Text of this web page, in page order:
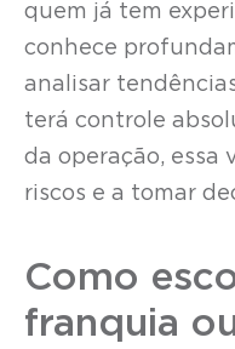
quem já tem
conhece
analisar
terá controle
da operação, essa
riscos e a tomar
Como
franquia